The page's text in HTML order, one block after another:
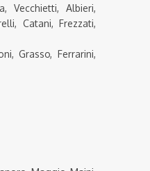
Vecchietti, Albieri,
Catani, Frezzati,
Grasso, Ferrarini,